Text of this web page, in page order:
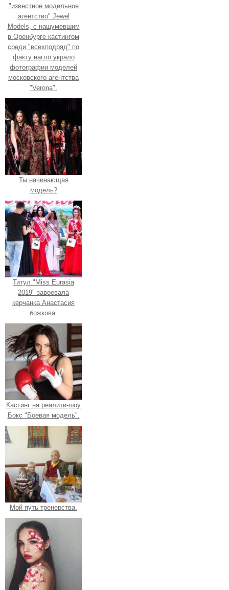
"известное модельное
агентство" Jewel
Models, с нашумевшим
в Оренбурге кастингом
среди "всехподряд" по
факту нагло украло
фотографии моделей
московского агентства
"Verona".
Ты начинающая
модель?
Титул "Miss Eurasia
2019" завоевала
керчанка Анастасия
божкова.
Кастинг на реалити-шоу
Бокс "Боевая модель".
Мой путь тренерства.